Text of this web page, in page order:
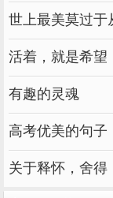
世上最美莫过于
活着，就是希望
有趣的灵魂
高考优美的句子
关于释怀，舍得